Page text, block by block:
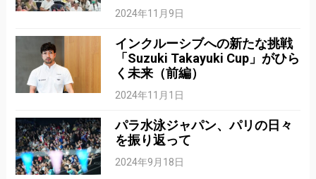
2024年11月9日
インクルーシブへの新たな挑戦
「Suzuki Takayuki Cup」がひら
く未来（前編）
2024年11月1日
パラ水泳ジャパン、パリの日々
を振り返って
2024年9月18日